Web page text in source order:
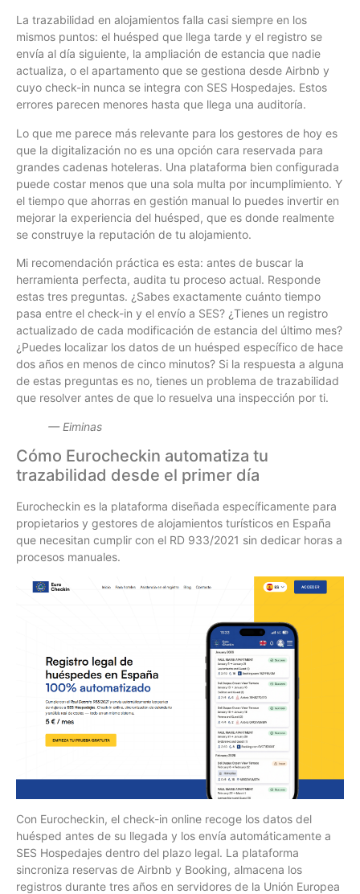
La trazabilidad en alojamientos falla casi siempre en los
mismos puntos: el huésped que llega tarde y el registro se
envía al día siguiente, la ampliación de estancia que nadie
actualiza, o el apartamento que se gestiona desde Airbnb y
cuyo check-in nunca se integra con SES Hospedajes. Estos
errores parecen menores hasta que llega una auditoría.
Lo que me parece más relevante para los gestores de hoy es
que la digitalización no es una opción cara reservada para
grandes cadenas hoteleras. Una plataforma bien configurada
puede costar menos que una sola multa por incumplimiento. Y
el tiempo que ahorras en gestión manual lo puedes invertir en
mejorar la experiencia del huésped, que es donde realmente
se construye la reputación de tu alojamiento.
Mi recomendación práctica es esta: antes de buscar la
herramienta perfecta, audita tu proceso actual. Responde
estas tres preguntas. ¿Sabes exactamente cuánto tiempo
pasa entre el check-in y el envío a SES? ¿Tienes un registro
actualizado de cada modificación de estancia del último mes?
¿Puedes localizar los datos de un huésped específico de hace
dos años en menos de cinco minutos? Si la respuesta a alguna
de estas preguntas es no, tienes un problema de trazabilidad
que resolver antes de que lo resuelva una inspección por ti.
— Eiminas
Cómo Eurocheckin automatiza tu
trazabilidad desde el primer día
Eurocheckin es la plataforma diseñada específicamente para
propietarios y gestores de alojamientos turísticos en España
que necesitan cumplir con el RD 933/2021 sin dedicar horas a
procesos manuales.
Con Eurocheckin, el check-in online recoge los datos del
huésped antes de su llegada y los envía automáticamente a
SES Hospedajes dentro del plazo legal. La plataforma
sincroniza reservas de Airbnb y Booking, almacena los
registros durante tres años en servidores de la Unión Europea